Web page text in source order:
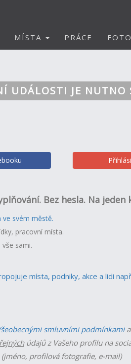
MÍSTA PRÁCE
UDÁLOSTI JE NUTNO
Bez hesla. Na jeden
svém městě.
pracovní místa.
sami.
místa, podniky, akce a lidi
smluvními podmínkamia
údajů z Vašeho profilu na
(jméno, profilová fotografie, e-mail)